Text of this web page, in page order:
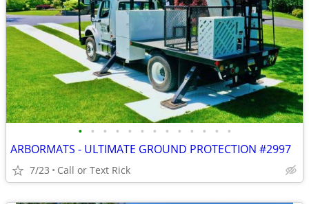
• • • • • • • • • • • • •
ARBORMATS - ULTIMATE GROUND PROTECTION #2997
7/23 Call or Text Rick